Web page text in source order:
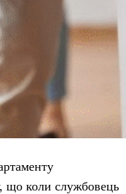
що коли службовець